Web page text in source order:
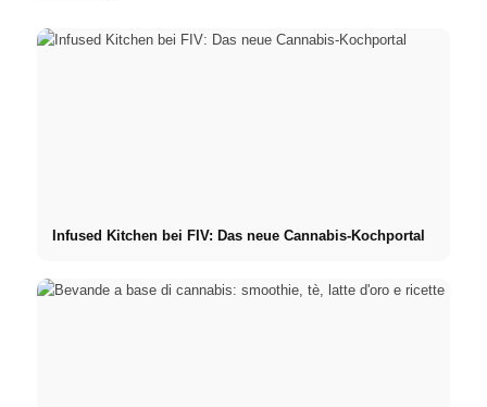
Infused Kitchen bei FIV: Das neue Cannabis-Kochportal